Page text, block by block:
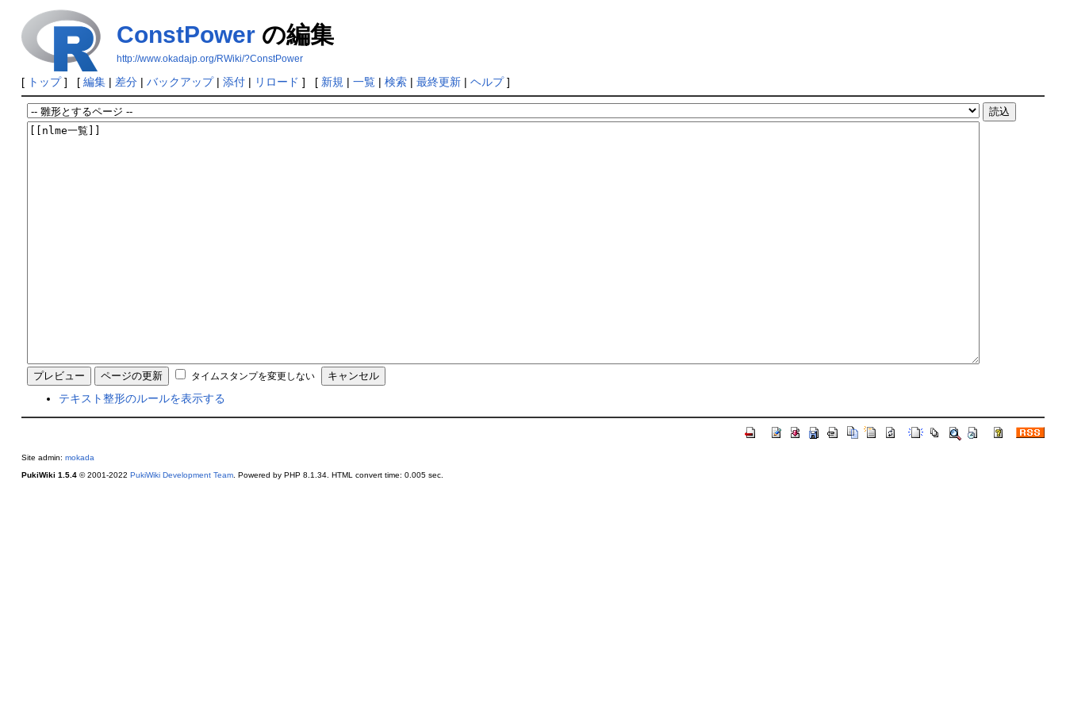
ConstPowerの編集
http://www.okadajp.org/RWiki/?ConstPower
[ トップ] [ 編集| 差分| バックアップ| 添付| リロード ] [ 新規 | 一覧| 検索| 最終更新| ヘルプ]
タイムスタンプを変更しない
テキスト整形のルールを表示する
Site admin: mokada
PukiWiki 1.5.4© 2001-2022 PukiWiki Development Team. Powered by PHP 8.1.34. HTML convert time: 0.005 sec.